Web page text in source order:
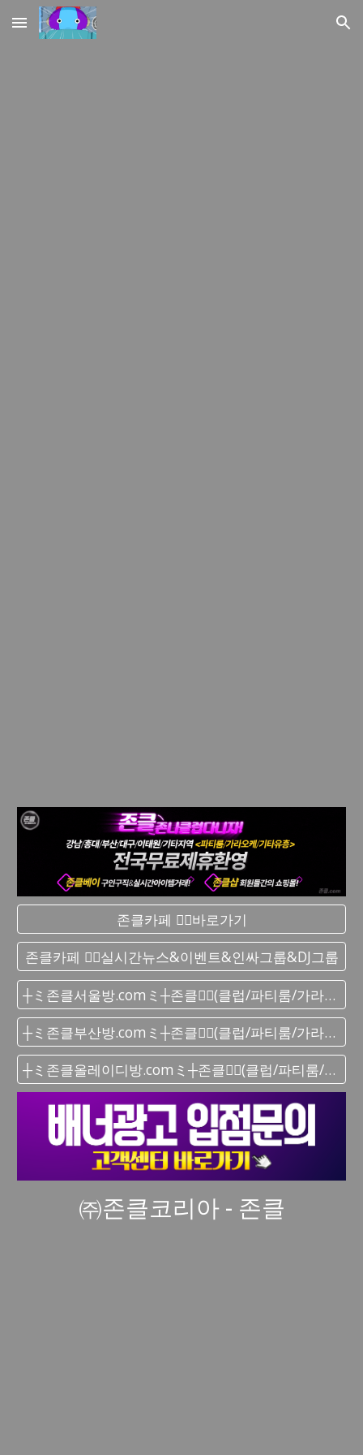
Skip to main content Skip to navigation
존클카페 ❤️‍🔥바로가기
존클카페 ❤️‍🔥실시간 뉴스&이벤트&인싸그룹&DJ그룹
┼ミ존클서울방.comミ┼존클❤️‍🔥(클럽/파티룸/가라오케) - 단톡방
┼ミ존클부산방.comミ┼존클❤️‍🔥(클럽/파티룸/가라오케) - 단톡방
┼ミ존클올레이디방.comミ┼존클❤️‍🔥(클럽/파티룸/가라오케) - 단톡방
㈜존클코리아 - 존클